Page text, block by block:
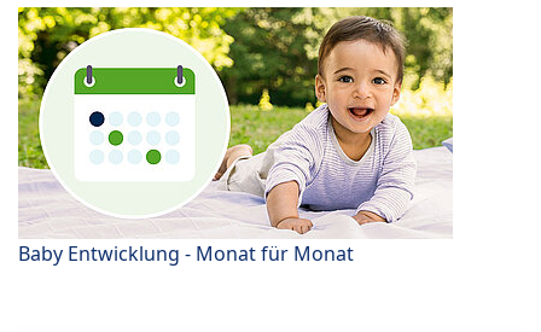
Baby Entwicklung - Monat für Monat